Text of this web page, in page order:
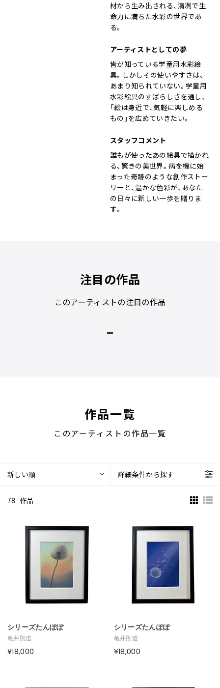
材から生み出される、清冽で生
命力に満ちた水彩の世界であ
る。
アーティストとしての夢
皆が知っている学童用水彩絵
具。しかしその使いやすさは、
あまり知られていない。学童用
水彩絵具のすばらしさを通し、
「絵は身近で、気軽に楽しめる
もの」を広めていきたい。
スタッフコメント
誰もが使ったあの絵具で描かれ
る、驚きの美世界。病を機に始
まった奇跡のような創作ストー
リーと、温かな色彩が、あなた
の日々に新しい一歩を贈りま
す。
注目の作品
このアーティストの注目の作品
作品一覧
このアーティストの作品一覧
新しい順 詳細条件から探す
78 作品
シリーズたんぽぽ
亀井則道
¥18,000
シリーズたんぽぽ
亀井則道
¥18,000